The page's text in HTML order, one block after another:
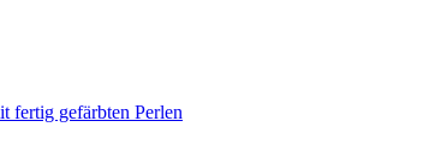
fertig gefärbten Perlen